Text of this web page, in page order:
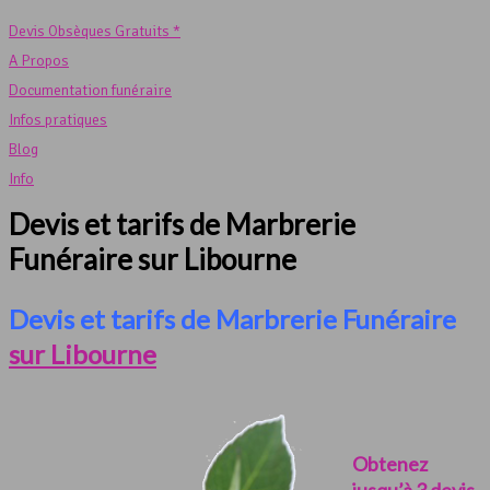
Devis Obsèques Gratuits *
A Propos
Documentation funéraire
Infos pratiques
Blog
Info
Devis et tarifs de Marbrerie
Funéraire sur Libourne
Devis et tarifs de Marbrerie Funéraire
sur Libourne
Obtenez